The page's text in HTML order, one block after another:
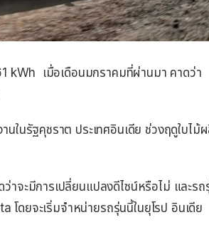
kWh เมื่อเดือนมกราคมที่ผ่านมา คาดว่า
ในรัฐคุชราต ประเทศอินเดีย ช่วงฤดูใบไม้
าจะมีการเปลี่ยนแปลงดีไซน์หรือไม่ และรถ
ดยจะเริ่มจำหน่ายรถรุ่นนี้ในยุโรป อินเดีย